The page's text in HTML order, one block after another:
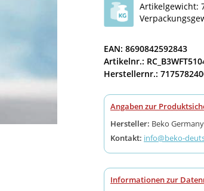
Artikelgewicht:
EAN: 8690842592843
Artikelnr.:
Herstellernr.:
Angaben zur
Hersteller: Beko
Kontakt: info@beko-
Informationen zur